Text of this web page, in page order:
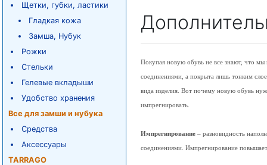
Щетки, губки, ластики
Гладкая кожа
Замша, Нубук
Рожки
Стельки
Гелевые вкладыши
Удобство хранения
Все для замши и нубука
Средства
Аксессуары
TARRAGO
Покупая новую обувь не все знают, что
соединениями, а покрыта лишь тонким
вида изделия. Вот почему новую обувь
импрегнировать.
Импрегнирование – разновидность
соединениями. Импрегнирование